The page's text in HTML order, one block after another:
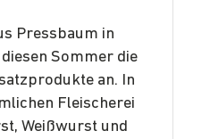
Pressbaum in
Sommer die
an. In
Fleischerei
Weißwurst und